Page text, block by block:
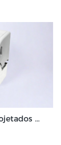
Recursos exclusivos projetados para otimizar o módulo da máquina de depósito em dinheiro Grace GDM100